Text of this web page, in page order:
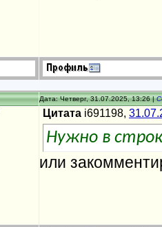
Дата: Четверг, 31.07.2025, 13:26 |
Цитата i691198,
Нужно в
или